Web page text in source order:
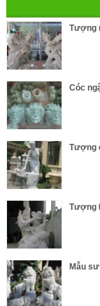
Tượng
Cóc
Tượng
Tượng
Mẫu